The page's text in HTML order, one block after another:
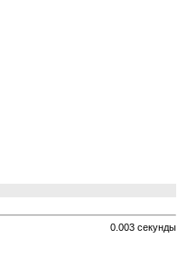
0.003 секунды